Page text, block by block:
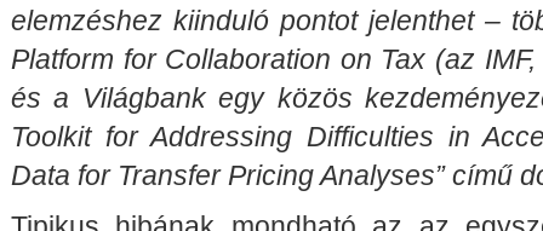
elemzéshez kiinduló pontot jelenthet –
Platform for Collaboration on Tax (az
és a Világbank egy közös
Toolkit for Addressing Difficulties in
Data for Transfer Pricing Analyses” című